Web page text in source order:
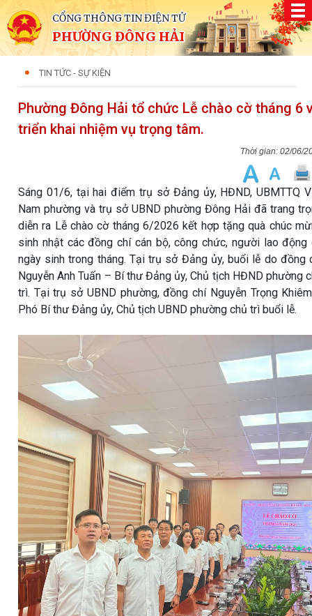
CỔNG THÔNG TIN ĐIỆN TỬ
PHƯỜNG ĐÔNG HẢI
TIN TỨC - SỰ KIỆN
Phường Đông Hải tổ chức Lễ chào cờ tháng 6
triển khai nhiệm vụ trọng tâm.
02/06/
Sáng 01/6, tại hai điểm trụ sở Đảng ủy, HĐND, UBMTTQ
Nam phường và trụ sở UBND phường Đông Hải đã trang
diễn ra Lễ chào cờ tháng 6/2026 kết hợp tặng quà chúc
sinh nhật các đồng chí cán bộ, công chức, người lao động
ngày sinh trong tháng. Tại trụ sở Đảng ủy, buổi lễ do đồng
Nguyễn Anh Tuấn – Bí thư Đảng ủy, Chủ tịch HĐND phường
trì. Tại trụ sở UBND phường, đồng chí Nguyễn Trọng
Phó Bí thư Đảng ủy, Chủ tịch UBND phường chủ trì buổi lễ.